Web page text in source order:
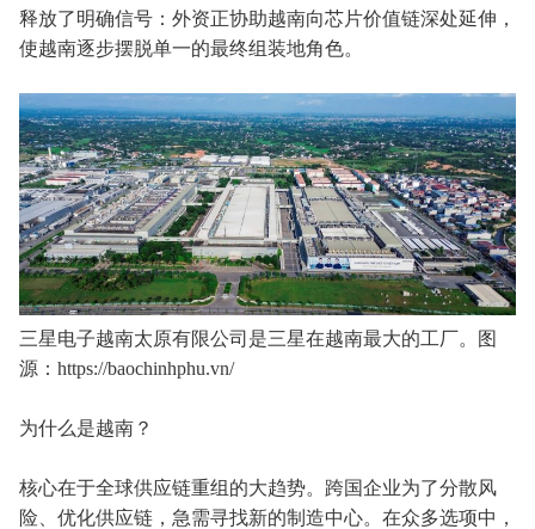
释放了明确信号：外资正协助越南向芯片价值链深处延伸，
使越南逐步摆脱单一的最终组装地角色。
三星电子越南太原有限公司是三星在越南最大的工厂。图
源：https://baochinhphu.vn/
为什么是越南？
核心在于全球供应链重组的大趋势。跨国企业为了分散风
险、优化供应链，急需寻找新的制造中心。在众多选项中，